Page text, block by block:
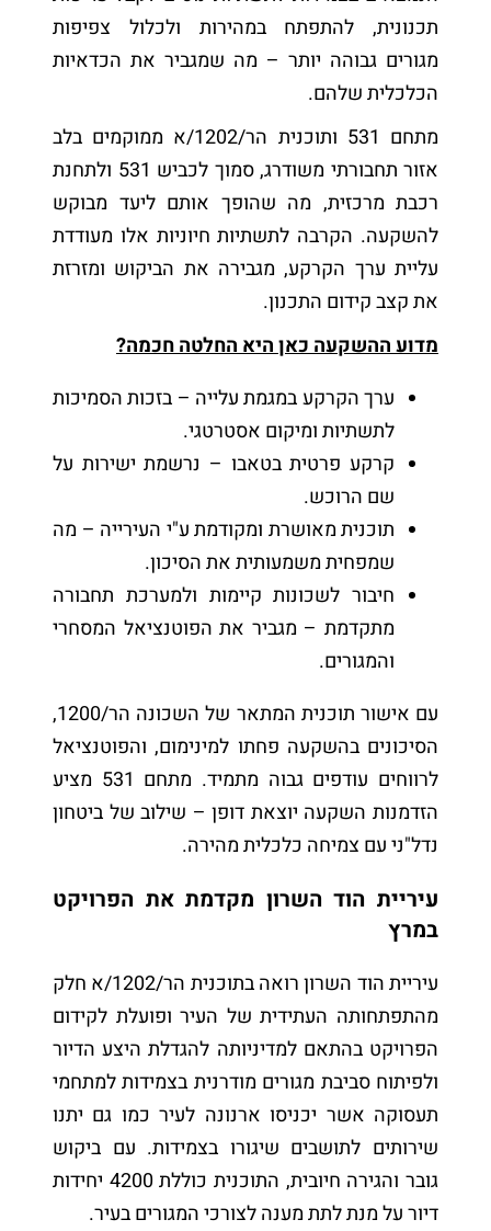
תכנונית, להתפתח במהירות ולכלול צפיפות
מגורים גבוהה יותר – מה שמגביר את הכדאיות
הכלכלית שלהם.
מתחם 531 ותוכנית הר/1202/א ממוקמים בלב
אזור תחבורתי משודרג, סמוך לכביש 531 ולתחנת
רכבת מרכזית, מה שהופך אותם ליעד מבוקש
להשקעה. הקרבה לתשתיות חיוניות אלו מעודדת
עליית ערך הקרקע, מגבירה את הביקוש ומזרזת
את קצב קידום התכנון.
מדוע ההשקעה כאן היא החלטה חכמה?
ערך הקרקע במגמת עלייה – בזכות הסמיכות
לתשתיות ומיקום אסטרטגי.
קרקע פרטית בטאבו – נרשמת ישירות על
שם הרוכש.
תוכנית מאושרת ומקודמת ע"י העירייה – מה
שמפחית משמעותית את הסיכון.
חיבור לשכונות קיימות ולמערכת תחבורה
מתקדמת – מגביר את הפוטנציאל המסחרי
והמגורים.
עם אישור תוכנית המתאר של השכונה הר/1200,
הסיכונים בהשקעה פחתו למינימום, והפוטנציאל
לרווחים עודפים גבוה מתמיד. מתחם 531 מציע
הזדמנות השקעה יוצאת דופן – שילוב של ביטחון
נדל"ני עם צמיחה כלכלית מהירה.
עיריית הוד השרון מקדמת את הפרויקט
במרץ
עיריית הוד השרון רואה בתוכנית הר/1202/א חלק
מהתפתחותה העתידית של העיר ופועלת לקידום
הפרויקט בהתאם למדיניותה להגדלת היצע הדיור
ולפיתוח סביבת מגורים מודרנית בצמידות למתחמי
תעסוקה אשר יכניסו ארנונה לעיר כמו גם יתנו
שירותים לתושבים שיגורו בצמידות. עם ביקוש
גובר והגירה חיובית, התוכנית כוללת 4200 יחידות
דיור על מנת לתת מענה לצורכי המגורים בעיר.